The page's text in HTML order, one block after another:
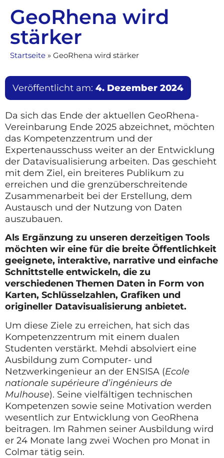
GeoRhena wird
stärker
Startseite » GeoRhena wird stärker
Veröffentlicht am: 4. Dezember 2024
Da sich das Ende der aktuellen GeoRhena-
Vereinbarung Ende 2025 abzeichnet, möchten
das Kompetenzzentrum und der
Expertenausschuss weiter an der Entwicklung
der Datavisualisierung arbeiten. Das geschieht
mit dem Ziel, ein breiteres Publikum zu
erreichen und die grenzüberschreitende
Zusammenarbeit bei der Erstellung, dem
Austausch und der Nutzung von Daten
auszubauen.
Als Ergänzung zu unseren derzeitigen Tools
möchten wir eine für die breite Öffentlichkeit
geeignete, interaktive, narrative und einfache
Schnittstelle entwickeln, die zu
verschiedenen Themen Daten in Form von
Karten, Schlüsselzahlen, Grafiken und
origineller Datavisualisierung anbietet.
Um diese Ziele zu erreichen, hat sich das
Kompetenzzentrum mit einem dualen
Studenten verstärkt. Mehdi absolviert eine
Ausbildung zum Computer- und
Netzwerkingenieur an der ENSISA (Ecole
nationale supérieure d’ingénieurs de
Mulhouse). Seine vielfältigen technischen
Kompetenzen sowie seine Motivation werden
wesentlich zur Entwicklung von GeoRhena
beitragen. Im Rahmen seiner Ausbildung wird
er 24 Monate lang zwei Wochen pro Monat in
Colmar tätig sein.